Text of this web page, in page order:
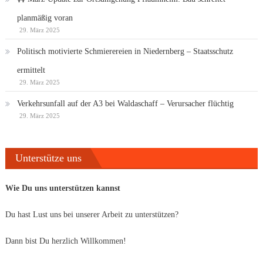
planmäßig voran
29. März 2025
Politisch motivierte Schmierereien in Niedernberg – Staatsschutz
ermittelt
29. März 2025
Verkehrsunfall auf der A3 bei Waldaschaff – Verursacher flüchtig
29. März 2025
Unterstütze uns
Wie Du uns unterstützen kannst
Du hast Lust uns bei unserer Arbeit zu unterstützen?
Dann bist Du herzlich Willkommen!